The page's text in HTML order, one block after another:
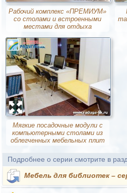
Рабочий комплекс «ПРЕМИУМ»
со столами и встроенными
местами для отдыха
Мягкие посадочные модули с
компьютерными столами из
облегченных мебельных плит
Подробнее о серии смотрите в
Мебель для библиотек –